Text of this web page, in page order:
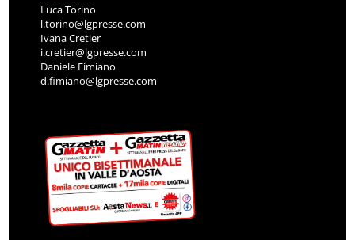
Luca Torino
l.torino@lgpresse.com
Ivana Cretier
i.cretier@lgpresse.com
Daniele Fimiano
d.fimiano@lgpresse.com